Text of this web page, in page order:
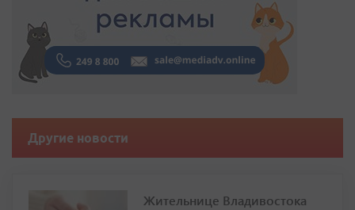
Другие новости
Жительнице Владивостока